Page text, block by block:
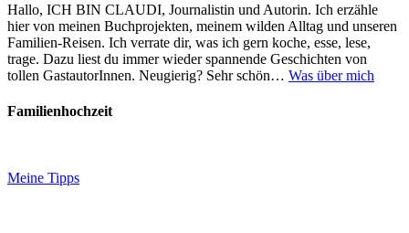
Hallo, ICH BIN CLAUDI, Journalistin und Autorin. Ich erzähle
hier von meinen Buchprojekten, meinem wilden Alltag und unseren
Familien-Reisen. Ich verrate dir, was ich gern koche, esse, lese,
trage. Dazu liest du immer wieder spannende Geschichten von
tollen GastautorInnen. Neugierig? Sehr schön… Was über mich
Familienhochzeit
Meine Tipps